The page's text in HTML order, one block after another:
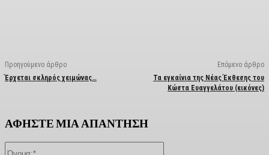
Προηγούμενο άρθρο
Έρχεται σκληρός χειμώνας…
Επόμενο άρθρο
Τα εγκαίνια της Νέας Έκθεσης του
Κώστα Ευαγγελάτου (εικόνες)
ΑΦΗΣΤΕ ΜΙΑ ΑΠΑΝΤΗΣΗ